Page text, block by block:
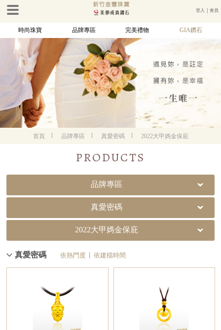
登入 │會員
時尚珠寶 品牌專區 完美禮物 GIA鑽石
首頁 品牌專區 真愛密碼 2022大甲媽金保庇
PRODUCTS
品牌專區
真愛密碼
2022大甲媽金保庇
真愛密碼 依熱門度 依建檔時間